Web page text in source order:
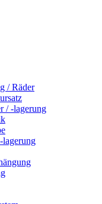
/ Räder
/ -lagerung
lagerung